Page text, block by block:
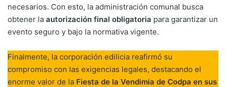
necesarios. Con esto, la administración comunal busca
obtener la autorización final obligatoria para garantizar un
evento seguro y bajo la normativa vigente.
Finalmente, la corporación edilicia reafirmó su
compromiso con las exigencias legales, destacando el
enorme valor de la Fiesta de la Vendimia de Codpa en sus